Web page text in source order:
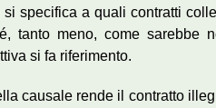
specifica a quali contratti
tanto meno, come sarebbe
si fa riferimento.
causale rende il contratto